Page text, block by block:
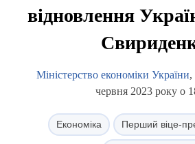
відновлення
Міністерство економіки України,
червня 2023 року о
Економіка Перший віце-